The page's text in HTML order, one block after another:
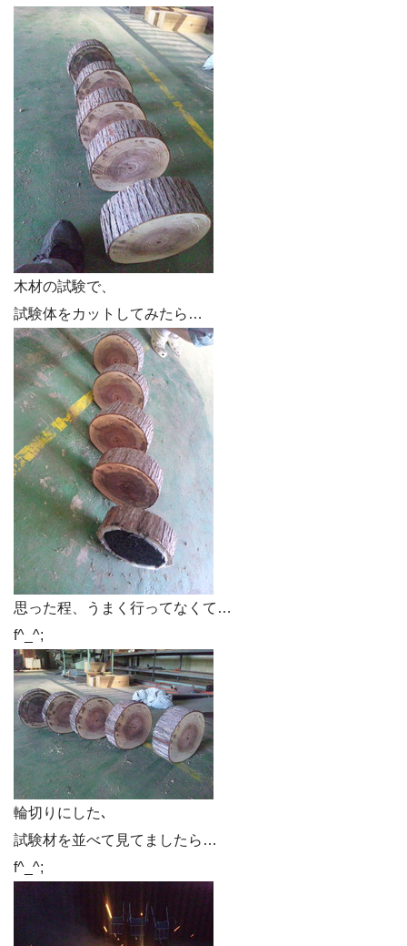
木材の試験で、
試験体をカットしてみたら…
思った程、うまく行ってなくて…
f^_^;
輪切りにした､
試験材を並べて見てましたら…
f^_^;